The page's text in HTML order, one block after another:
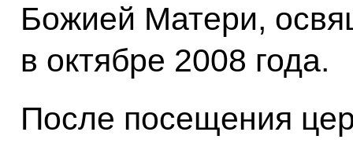
Божией Матери,
в октябре 2008 года.
После посещения